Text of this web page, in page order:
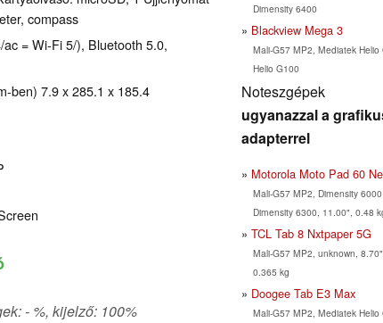
compass
= Wi-Fi 5/), Bluetooth 5.0,
ben) 7.9 x 285.1 x 185.4
- %, kijelző: 100%
Dimensity 6400
Blackview Mega 3
Mali-G57 MP2, Mediatek Helio
Helio G100
Noteszgépek
ugyanazzal a
adapterrel
Motorola Moto Pad 60
Mali-G57 MP2, Dimensity 6000
Dimensity 6300, 11.00", 0.48
TCL Tab 8 Nxtpaper 5G
Mali-G57 MP2, unknown, 8.70",
0.365 kg
Doogee Tab E3 Max
Mali-G57 MP2, Mediatek Helio